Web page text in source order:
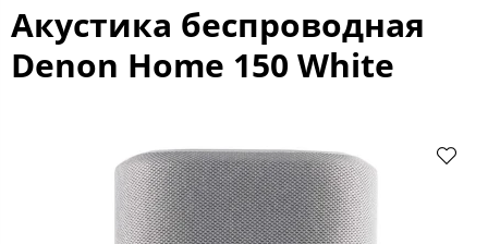
Акустика беспроводная
Denon Home 150 White